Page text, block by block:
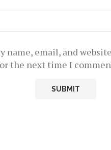
name, email, and
the next time I